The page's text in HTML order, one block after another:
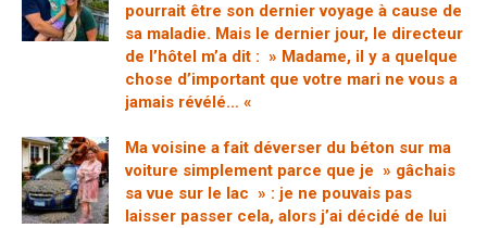
pourrait être son dernier voyage à cause de
sa maladie. Mais le dernier jour, le directeur
de l’hôtel m’a dit : » Madame, il y a quelque
chose d’important que votre mari ne vous a
jamais révélé… «
Ma voisine a fait déverser du béton sur ma
voiture simplement parce que je » gâchais
sa vue sur le lac » : je ne pouvais pas
laisser passer cela, alors j’ai décidé de lui